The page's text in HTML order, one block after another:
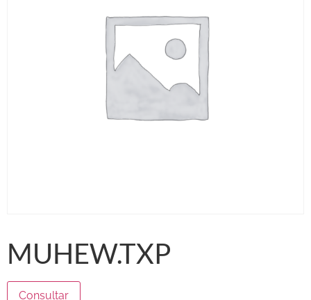
MUHEW.TXP
Consultar